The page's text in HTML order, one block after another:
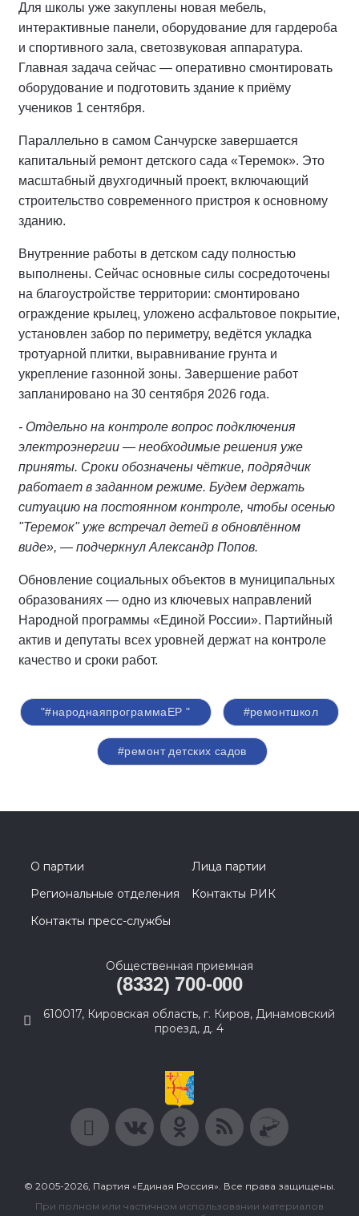
Для школы уже закуплены новая мебель,
интерактивные панели, оборудование для гардероба
и спортивного зала, светозвуковая аппаратура.
Главная задача сейчас — оперативно смонтировать
оборудование и подготовить здание к приёму
учеников 1 сентября.
Параллельно в самом Санчурске завершается
капитальный ремонт детского сада «Теремок». Это
масштабный двухгодичный проект, включающий
строительство современного пристроя к основному
зданию.
Внутренние работы в детском саду полностью
выполнены. Сейчас основные силы сосредоточены
на благоустройстве территории: смонтировано
ограждение крылец, уложено асфальтовое покрытие,
установлен забор по периметру, ведётся укладка
тротуарной плитки, выравнивание грунта и
укрепление газонной зоны. Завершение работ
запланировано на 30 сентября 2026 года.
- Отдельно на контроле вопрос подключения
электроэнергии — необходимые решения уже
приняты. Сроки обозначены чёткие, подрядчик
работает в заданном режиме. Будем держать
ситуацию на постоянном контроле, чтобы осенью
"Теремок" уже встречал детей в обновлённом
виде», — подчеркнул Александр Попов.
Обновление социальных объектов в муниципальных
образованиях — одно из ключевых направлений
Народной программы «Единой России». Партийный
актив и депутаты всех уровней держат на контроле
качество и сроки работ.
"#народнаяпрограммаЕР " #ремонтшкол
#ремонт детских садов
О партии
Лица партии
Региональные отделения
Контакты РИК
Контакты пресс-службы
Общественная приемная
(8332) 700-000
610017, Кировская область, г. Киров, Динамовский
проезд, д. 4
© 2005-2026, Партия «Единая Россия». Все права защищены.
При полном или частичном использовании материалов